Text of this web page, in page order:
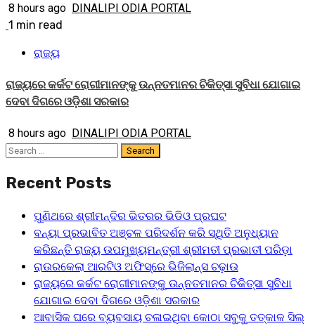
8 hours ago DINALIPI ODIA PORTAL
1 min read
ରାଜ୍ୟ
ରାଜ୍ୟରେ କର୍କଟ ରୋଗୀମାନଙ୍କୁ ଉନ୍ନତମାନର ଚିକିତ୍ସା ସୁବିଧା ଯୋଗାଇ
ଦେବା ଦିଗରେ ଓଡ଼ିଶା ସରକାର
8 hours ago DINALIPI ODIA PORTAL
Search
Recent Posts
ପୁଣିଥରେ ଶ୍ରୀମନ୍ଦିର ଭିତରର ଭିଡିଓ ପ୍ରଘଟ
ବନ୍ୟା ପ୍ରଭାବିତ ଅଞ୍ଚଳ ପରିଦର୍ଶନ କରି ସ୍ଥିତି ଅନୁଧ୍ୟାନ
କରିଛନ୍ତି ରାଜ୍ୟ ଉପମୁଖ୍ୟମନ୍ତ୍ରୀ ଶ୍ରୀମତୀ ପ୍ରଭାତୀ ପରିଡ଼ା
ରାଉରକେଲା ଆରଟିଓ ଅଫିସ୍‌ରେ ଭିଜିଲାନ୍ସ ଚଢ଼ାଉ
ରାଜ୍ୟରେ କର୍କଟ ରୋଗୀମାନଙ୍କୁ ଉନ୍ନତମାନର ଚିକିତ୍ସା ସୁବିଧା
ଯୋଗାଇ ଦେବା ଦିଗରେ ଓଡ଼ିଶା ସରକାର
ଆବାସିକ ଘରେ ବ୍ୟବସାୟ ଚଳାଇଥିବା କୋଠା ସବୁକୁ ତତ୍କାଳ ସିଲ୍‌